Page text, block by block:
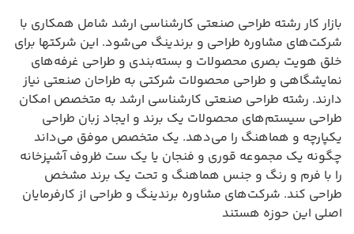
بازار کار رشته طراحی صنعتی کارشناسی ارشد شامل همکاری با
شرکت‌های مشاوره طراحی و برندینگ می‌شود. این شرکتها برای
خلق هویت بصری محصولات و بسته‌بندی و طراحی غرفه‌های
نمایشگاهی و طراحی محصولات شرکتی به طراحان صنعتی نیاز
دارند. رشته طراحی صنعتی کارشناسی ارشد به متخصص امکان
طراحی سیستم‌های محصولات یک برند و ایجاد زبان طراحی
یکپارچه و هماهنگ را می‌دهد. یک متخصص موفق می‌داند
چگونه یک مجموعه قوری و فنجان یا یک ست ظروف آشپزخانه
را با فرم و رنگ و جنس هماهنگ و تحت یک برند مشخص
طراحی کند. شرکت‌های مشاوره برندینگ و طراحی از کارفرمایان
اصلی این حوزه هستند